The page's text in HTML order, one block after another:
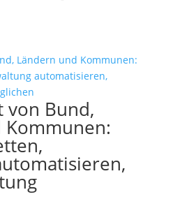
von Bund,